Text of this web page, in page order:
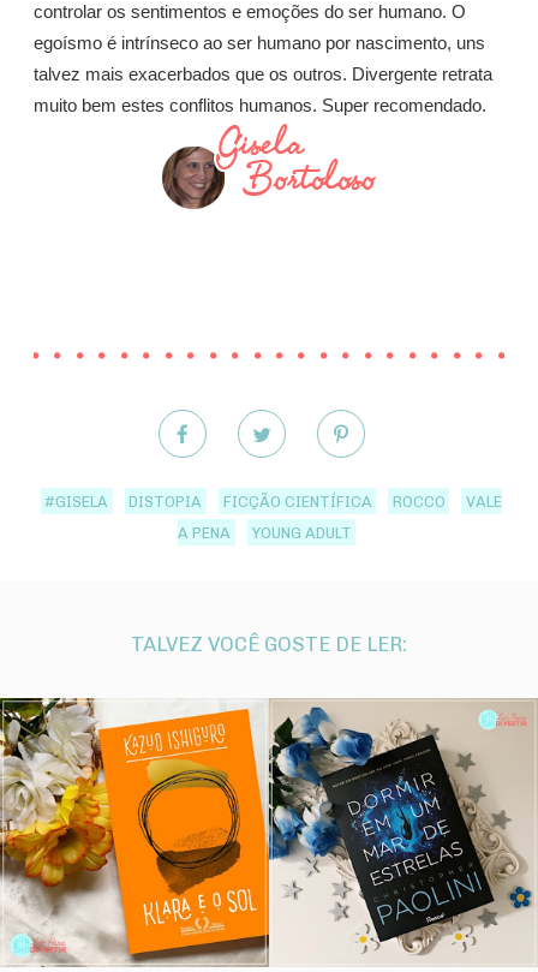
controlar os sentimentos e emoções do ser humano. O
egoísmo é intrínseco ao ser humano por nascimento, uns
talvez mais exacerbados que os outros. Divergente retrata
muito bem estes conflitos humanos. Super recomendado.
#GISELA DISTOPIA FICÇÃO CIENTÍFICA ROCCO
VALE
A PENA
YOUNG ADULT
TALVEZ VOCÊ GOSTE DE LER: